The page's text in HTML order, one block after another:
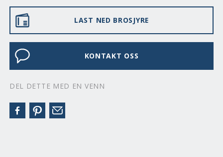
LAST NED BROSJYRE
KONTAKT OSS
DEL DETTE MED EN VENN